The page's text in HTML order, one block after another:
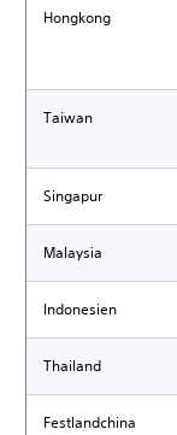
Hongkong
Taiwan
Singapur
Malaysia
Indonesien
Thailand
Festlandchina